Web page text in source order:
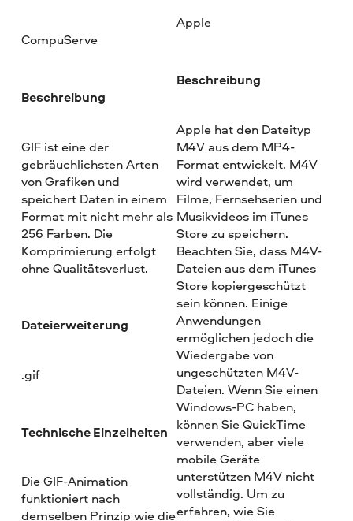
CompuServe
Beschreibung
GIF ist eine der
gebräuchlichsten Arten
von Grafiken und
speichert Daten in einem
Format mit nicht mehr als
256 Farben. Die
Komprimierung erfolgt
ohne Qualitätsverlust.
Dateierweiterung
.gif
Technische Einzelheiten
Die GIF-Animation
funktioniert nach
demselben Prinzip wie die
Apple
Beschreibung
Apple hat den Dateityp
M4V aus dem MP4-
Format entwickelt. M4V
wird verwendet, um
Filme, Fernsehserien und
Musikvideos im iTunes
Store zu speichern.
Beachten Sie, dass M4V-
Dateien aus dem iTunes
Store kopiergeschützt
sein können. Einige
Anwendungen
ermöglichen jedoch die
Wiedergabe von
ungeschützten M4V-
Dateien. Wenn Sie einen
Windows-PC haben,
können Sie QuickTime
verwenden, aber viele
mobile Geräte
unterstützen M4V nicht
vollständig. Um zu
erfahren, wie Sie